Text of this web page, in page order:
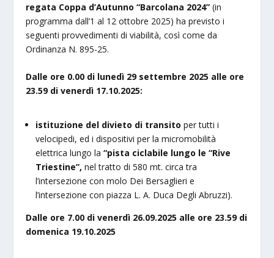
regata Coppa d’Autunno “Barcolana 2024”(in
programma dall’1 al 12 ottobre 2025) ha previsto i
seguenti provvedimenti di viabilità, così come da
Ordinanza N. 895-25.
Dalle ore 0.00 di lunedì 29 settembre 2025 alle ore
23.59 di venerdì 17.10.2025:
istituzione del divieto di transito per tutti i
velocipedi, ed i dispositivi per la micromobilità
elettrica lungo la“pista ciclabile lungo le “Rive
Triestine”, nel tratto di 580 mt. circa tra
l’intersezione con molo Dei Bersaglieri e
l’intersezione con piazza L. A. Duca Degli Abruzzi).
Dalle ore 7.00 di venerdì 26.09.2025 alle ore 23.59 di
domenica 19.10.2025